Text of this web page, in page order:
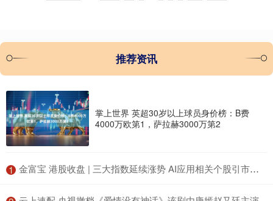
推荐资讯
掌上世界 英超30岁以上球员身价榜：B费
4000万欧第1，萨拉赫3000万第2
1 ​金富宝 港股收盘 | 三大指数延续涨势 AI应用相关个股引市场关注